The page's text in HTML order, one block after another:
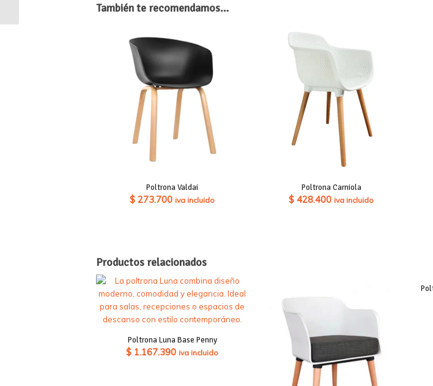
También te recomendamos…
Poltrona Valdai
$ 273.700 iva incluido
Poltrona Carniola
$ 428.400 iva incluido
Productos relacionados
Poltrona Luna Base Penny
$ 1.167.390 iva incluido